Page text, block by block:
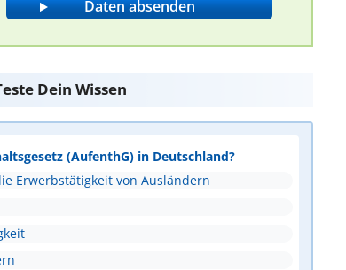
Dein Wissen
(AufenthG) in Deutschland?
Erwerbstätigkeit von Ausländern